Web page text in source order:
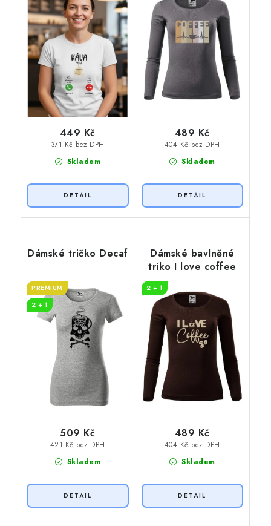
Skladem
371 Kč bez DPH
449 Kč
Skladem
404 Kč bez DPH
489 Kč
Dámské tričko Decaf
PREMIUM
2 + 1
Skladem
421 Kč bez DPH
509 Kč
Dámské bavlněné
triko I love coffee
2 + 1
Skladem
404 Kč bez DPH
489 Kč